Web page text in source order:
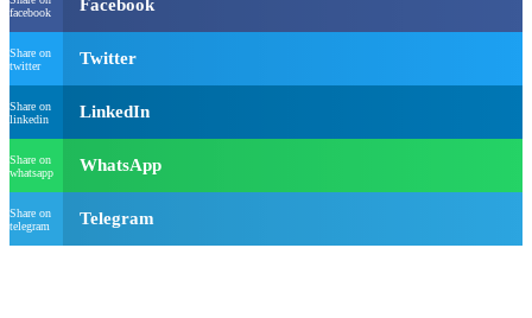
facebook
Facebook
Share on
twitter
Twitter
Share on
linkedin
LinkedIn
Share on
whatsapp
WhatsApp
Share on
telegram
Telegram